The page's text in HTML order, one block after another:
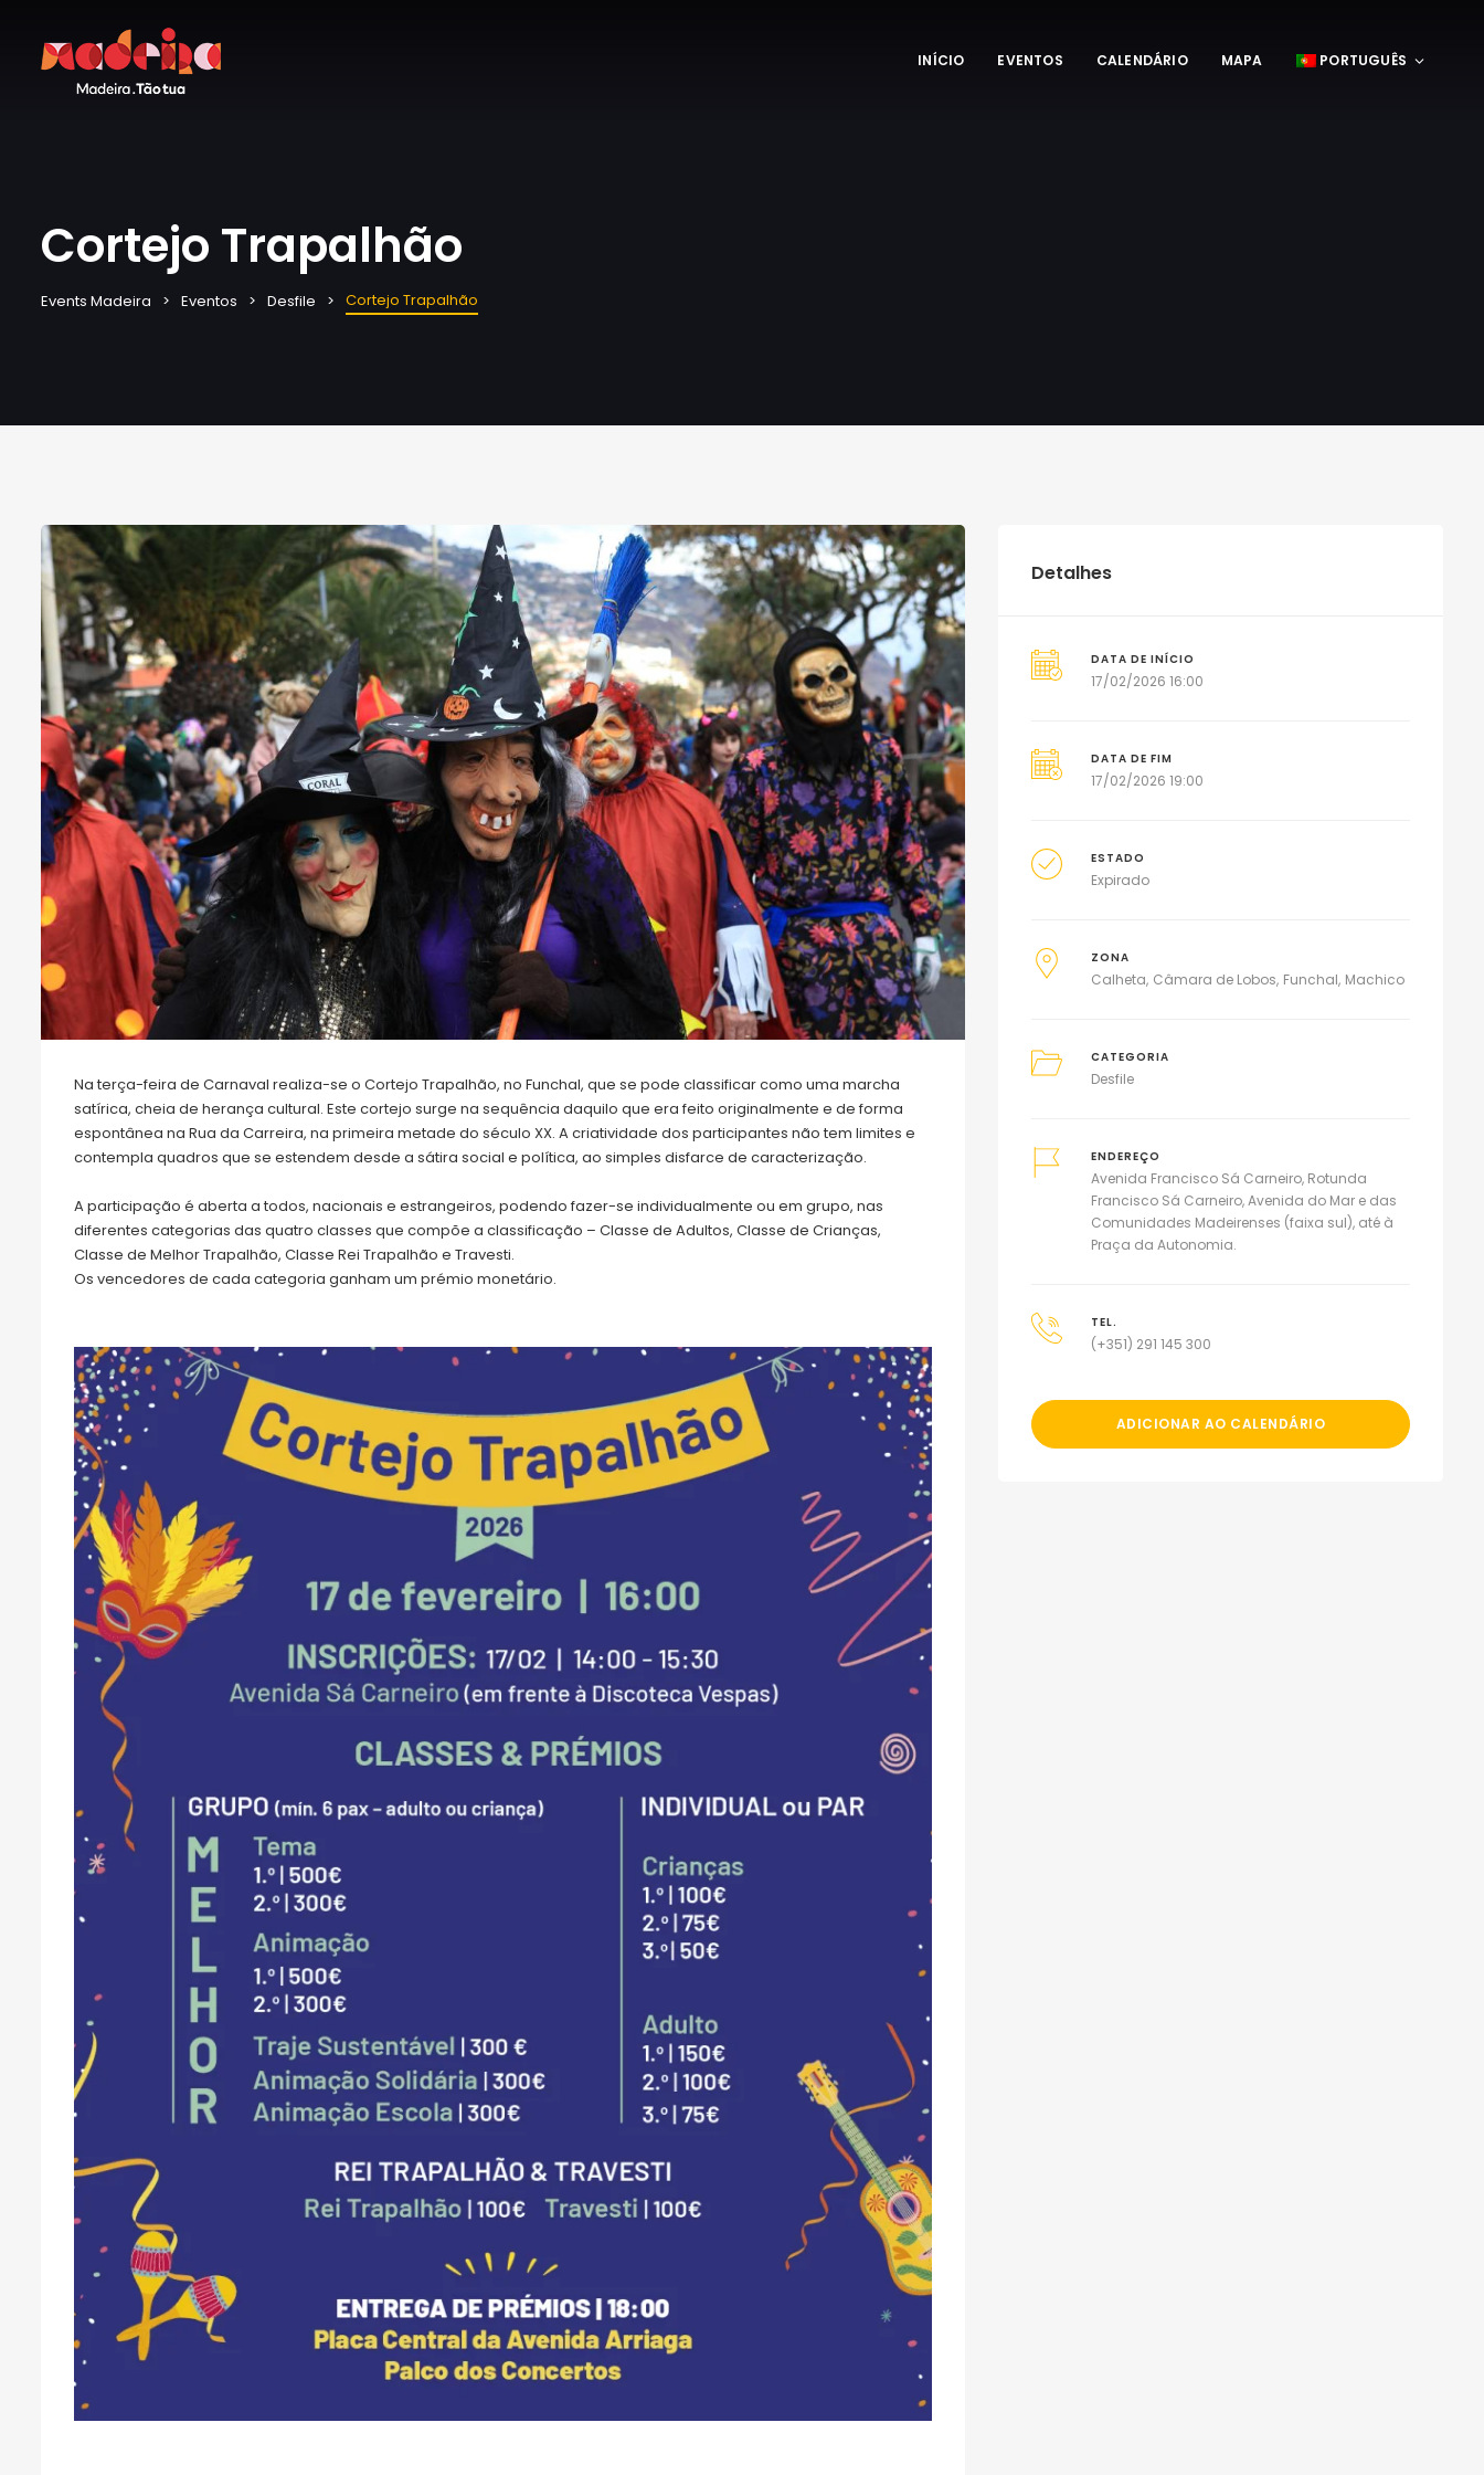
INÍCIO EVENTOS CALENDÁRIO MAPA PORTUGUÊS
Cortejo Trapalhão
Events Madeira Eventos Desfile Cortejo Trapalhão
Na terça-feira de Carnaval realiza-se o Cortejo Trapalhão, no Funchal, que se pode classificar como uma marcha
satírica, cheia de herança cultural. Este cortejo surge na sequência daquilo que era feito originalmente e de forma
espontânea na Rua da Carreira, na primeira metade do século XX. A criatividade dos participantes não tem limites e
contempla quadros que se estendem desde a sátira social e política, ao simples disfarce de caracterização.
A participação é aberta a todos, nacionais e estrangeiros, podendo fazer-se individualmente ou em grupo, nas
diferentes categorias das quatro classes que compõe a classificação – Classe de Adultos, Classe de Crianças,
Classe de Melhor Trapalhão, Classe Rei Trapalhão e Travesti.
Os vencedores de cada categoria ganham um prémio monetário.
Detalhes
DATA DE INÍCIO
17/02/2026 16:00
DATA DE FIM
17/02/2026 19:00
ESTADO
Expirado
ZONA
Calheta Câmara de Lobos Funchal Machico
CATEGORIA
Desfile
ENDEREÇO
Avenida Francisco Sá Carneiro, Rotunda
Francisco Sá Carneiro, Avenida do Mar e das
Comunidades Madeirenses (faixa sul), até à
Praça da Autonomia.
TEL.
(+351) 291 145 300
ADICIONAR AO CALENDÁRIO